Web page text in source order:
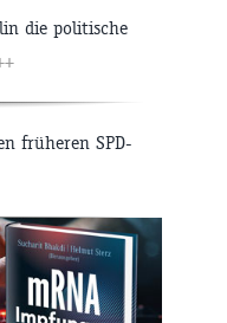
die politische
früheren SPD-